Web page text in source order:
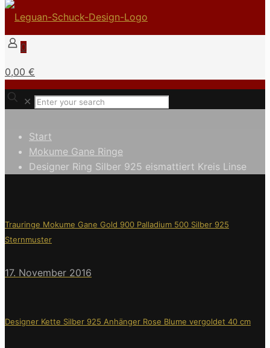
0
0,00 €
✕
Start
Mokume Gane Ringe
Designer Ring Silber 925 eismattiert Kreis Linse
Trauringe Mokume Gane Gold 900 Palladium 500 Silber 925
Sternmuster
17. November 2016
Designer Kette Silber 925 Anhänger Rose Blume vergoldet 40 cm